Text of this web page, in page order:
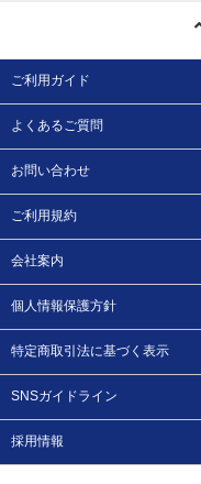
ご利用ガイド
よくあるご質問
お問い合わせ
ご利用規約
会社案内
個人情報保護方針
特定商取引法に基づく表示
SNSガイドライン
採用情報